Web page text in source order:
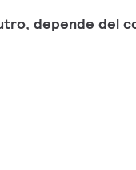
depende del